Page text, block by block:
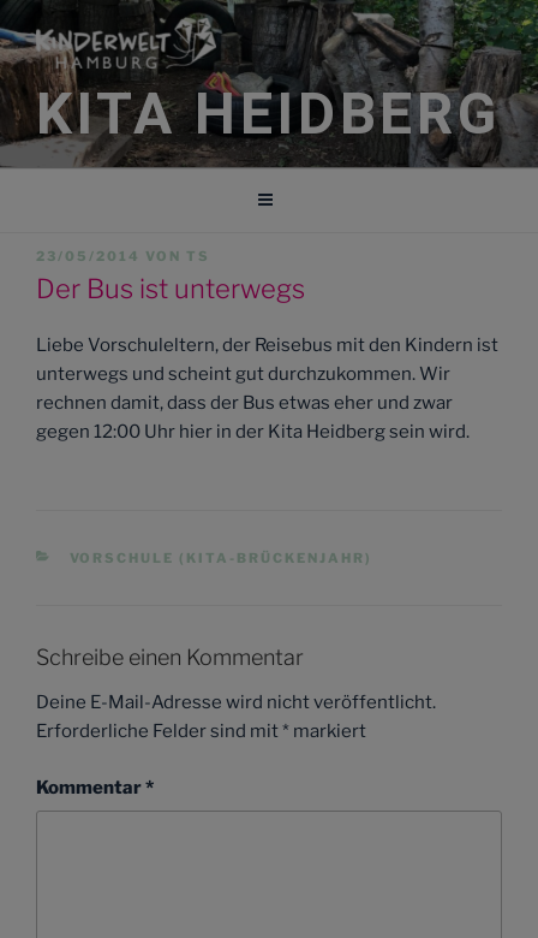
Zum
Inhalt
springen
KITA HEIDBERG
VERÖFFENTLICHT
AM
23/05/2014 VON TS
Der Bus ist unterwegs
Liebe Vorschuleltern, der Reisebus mit den Kindern ist
unterwegs und scheint gut durchzukommen. Wir
rechnen damit, dass der Bus etwas eher und zwar
gegen 12:00 Uhr hier in der Kita Heidberg sein wird.
KATEGORIEN
VORSCHULE (KITA-BRÜCKENJAHR)
Schreibe einen Kommentar
Deine E-Mail-Adresse wird nicht veröffentlicht.
Erforderliche Felder sind mit* markiert
Kommentar*